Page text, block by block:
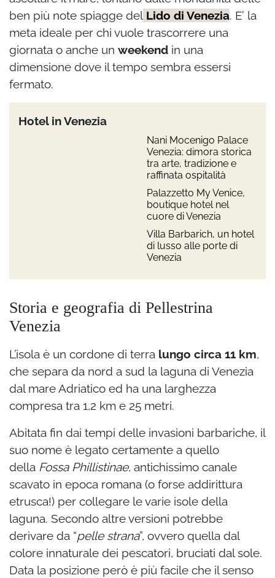
ben più note spiagge del Lido di Venezia. E’ la
meta ideale per chi vuole trascorrere una
giornata o anche un weekend in una
dimensione dove il tempo sembra essersi
fermato.
Hotel in Venezia
Nani Mocenigo Palace
Venezia: dimora storica
tra arte, tradizione e
raffinata ospitalità
Palazzetto My Venice,
boutique hotel nel
cuore di Venezia
Villa Barbarich, un hotel
di lusso alle porte di
Venezia
Storia e geografia di Pellestrina
Venezia
L’isola è un cordone di terra lungo circa 11 km,
che separa da nord a sud la laguna di Venezia
dal mare Adriatico ed ha una larghezza
compresa tra 1,2 km e 25 metri.
Abitata fin dai tempi delle invasioni barbariche, il
suo nome è legato certamente a quello
della Fossa Phillistinae, antichissimo canale
scavato in epoca romana (o forse addirittura
etrusca!) per collegare le varie isole della
laguna. Secondo altre versioni potrebbe
derivare da “pelle strana”, ovvero quella dal
colore innaturale dei pescatori, bruciati dal sole.
Data la posizione però è più facile che il senso